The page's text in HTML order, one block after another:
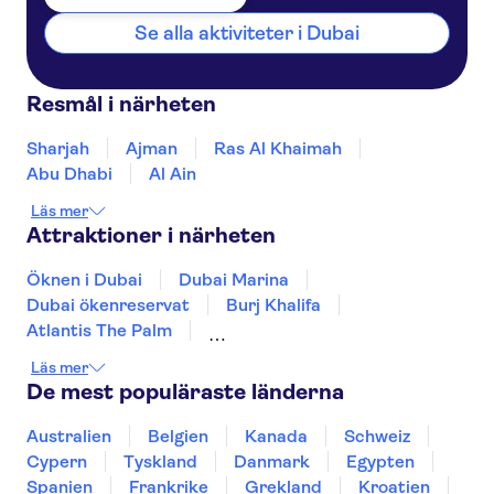
Habtoor Grand Resort
Rose Garden Hotel Apartments
Al Barsha
Mandarin Oriental Jumeira
Golden Sands 5 Hotel
Apartments
West Zone Plaza Hotel
ibis Deira Creekside Dubai
Hilton Dubai Creek
Kempinski The Boulevard Dubai
(former The Address
Se alla aktiviteter i Dubai
Resmål i närheten
Sharjah Ajman
Ras Al Khaimah
Abu Dhabi
Al Ain
Läs mer
Attraktioner i närheten
Öknen i Dubai
Dubai Marina
Dubai ökenreservat
Burj Khalifa
Atlantis The Palm
Sheikh Zayed Grand Mosque
Dubaiviken
Louvren Abu Dhabi
Aquaventure vattenpark
The Palm Jumeirah
Museum of the Future
Sky Views Dubai
Ain Dubai
Läs mer
De mest populäraste länderna
Australien Belgien Kanada
Schweiz
Cypern
Tyskland Danmark
Egypten
Spanien
Frankrike Grekland
Kroatien